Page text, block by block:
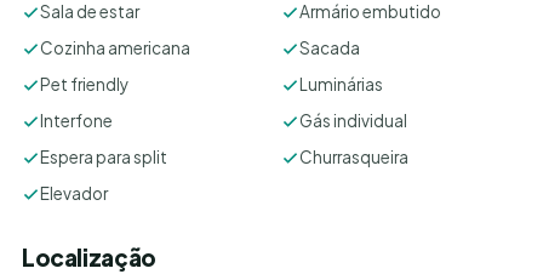
Sala de estar
Armário embutido
Cozinha americana
Sacada
Pet friendly
Luminárias
Interfone
Gás individual
Espera para split
Churrasqueira
Elevador
Localização